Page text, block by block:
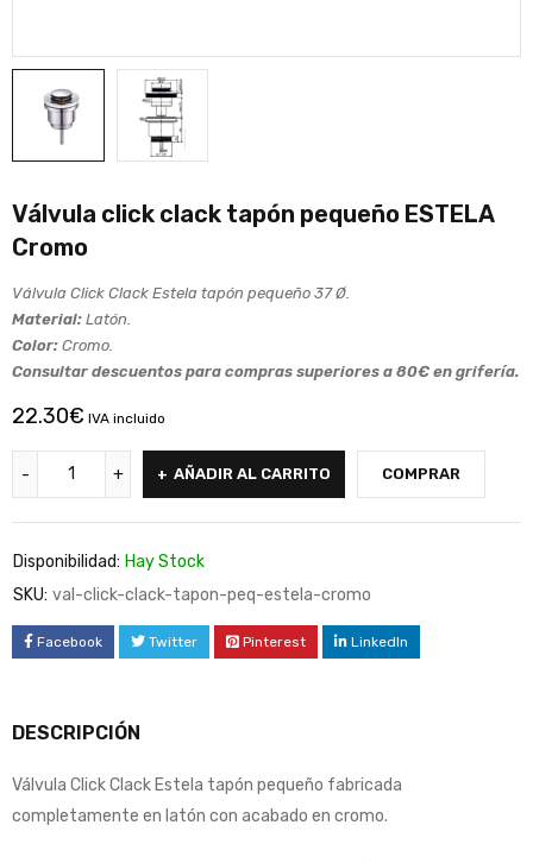
Válvula click clack tapón pequeño ESTELA
Cromo
Válvula Click Clack Estela tapón pequeño 37 Ø.
Material: Latón.
Color: Cromo.
Consultar descuentos para compras superiores a 80€ en grifería.
22.30€ IVA incluido
AÑADIR AL CARRITO COMPRAR
Disponibilidad: Hay Stock
SKU: val-click-clack-tapon-peq-estela-cromo
Facebook Twitter Pinterest LinkedIn
DESCRIPCIÓN
Válvula Click Clack Estela tapón pequeño fabricada
completamente en latón con acabado en cromo.